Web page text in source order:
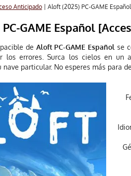
Anticipado| Aloft (2025) PC-GAME
GAME Español
de Aloft PC-GAME Español se
los errores. Surca los cielos en un
particular. No esperes más para